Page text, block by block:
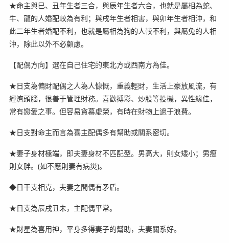
★命主與巳、丑年生者三合，與辰年生者六合，也就是屬相為蛇、
牛、龍的人婚配較為有利；與戌年生者相害，與卯年生者相沖，和
此二年生者婚配不利，也就是屬相為狗的人較不利，與屬兔的人相
沖，除此以外不必顧慮。
【配偶方向】選在自己住宅的東北方或西南方為佳。
★日支為偏財配偶之人為人慷慨，重義輕財，生活上豪放風流，有
經濟頭腦，很善于管理財務。喜歡搏彩、炒股等投機，異性緣佳，
常有戀愛之事。但容易貪慕虛榮，有時在財物上過于浪費。
★日支對命主而言為喜主配偶多有幫助或關系密切。
★妻子身材極端，即夫妻身材不匹配型。男高大，則女矮小；男瘦
則女胖。(如不應則妻有病災)。
◆日干支相克，夫妻之間偶有矛盾。
★日支為辰戌丑未，主配偶平常。
★財星為喜用神，平身多得妻子的幫助，夫妻關系好。